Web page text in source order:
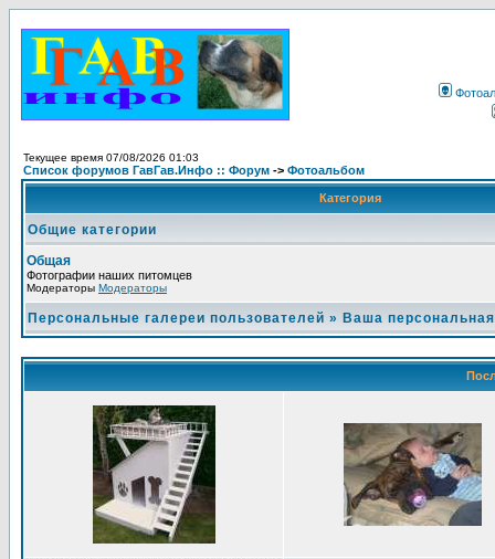
Текущее время 07/08/2026 01:03
Список форумов ГавГав.Инфо :: Форум -> Фотоальбом
Категория
Общие категории
Общая
Фотографии наших питомцев
Модераторы Модераторы
Персональные галереи пользователей » Ваша